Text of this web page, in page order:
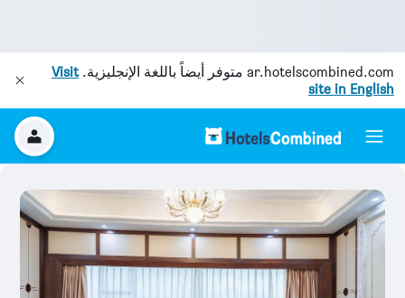
ar.hotelscombined.com متوفر أيضاً باللغة الإنجليزية.Visit
site in English